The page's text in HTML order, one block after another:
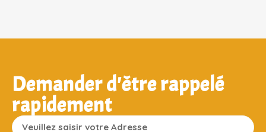
Demander d'être rappelé
rapidement